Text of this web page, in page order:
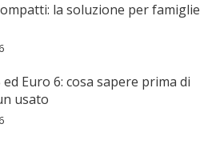
la soluzione per famiglie
Euro 6: cosa sapere prima di
usato